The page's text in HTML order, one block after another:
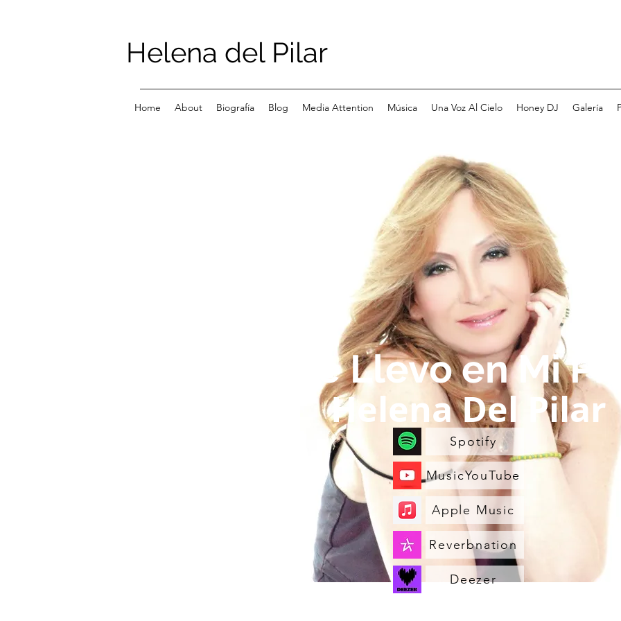
Helena del Pilar
Home About Biografía Blog Media Attention Música Una Voz Al Cielo Honey DJ Galería
Te Llevo en Mi
Helena Del Pilar
Spotify
MusicYouTube
Apple Music
Reverbnation
Deezer